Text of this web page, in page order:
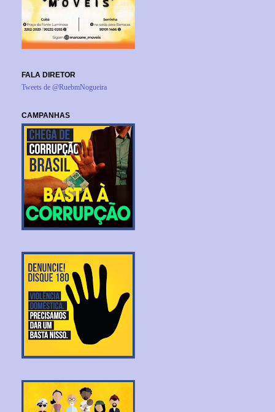
FALA DIRETOR
Tweets de @RuebmNogueira
CAMPANHAS